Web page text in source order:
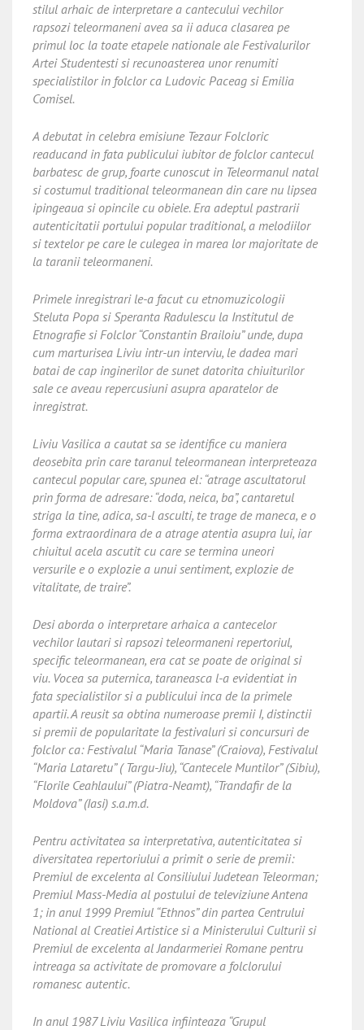
stilul arhaic de interpretare a cantecului vechilor
rapsozi teleormaneni avea sa ii aduca clasarea pe
primul loc la toate etapele nationale ale Festivalurilor
Artei Studentesti si recunoasterea unor renumiti
specialistilor in folclor ca Ludovic Paceag si Emilia
Comisel.
A debutat in celebra emisiune Tezaur Folcloric
readucand in fata publicului iubitor de folclor cantecul
barbatesc de grup, foarte cunoscut in Teleormanul natal
si costumul traditional teleormanean din care nu lipsea
ipingeaua si opincile cu obiele. Era adeptul pastrarii
autenticitatii portului popular traditional, a melodiilor
si textelor pe care le culegea in marea lor majoritate de
la taranii teleormaneni.
Primele inregistrari le-a facut cu etnomuzicologii
Steluta Popa si Speranta Radulescu la Institutul de
Etnografie si Folclor “Constantin Brailoiu” unde, dupa
cum marturisea Liviu intr-un interviu, le dadea mari
batai de cap inginerilor de sunet datorita chiuiturilor
sale ce aveau repercusiuni asupra aparatelor de
inregistrat.
Liviu Vasilica a cautat sa se identifice cu maniera
deosebita prin care taranul teleormanean interpreteaza
cantecul popular care, spunea el: “atrage ascultatorul
prin forma de adresare: “doda, neica, ba”, cantaretul
striga la tine, adica, sa-l asculti, te trage de maneca, e o
forma extraordinara de a atrage atentia asupra lui, iar
chiuitul acela ascutit cu care se termina uneori
versurile e o explozie a unui sentiment, explozie de
vitalitate, de traire”.
Desi aborda o interpretare arhaica a cantecelor
vechilor lautari si rapsozi teleormaneni repertoriul,
specific teleormanean, era cat se poate de original si
viu. Vocea sa puternica, taraneasca l-a evidentiat in
fata specialistilor si a publicului inca de la primele
apartii. A reusit sa obtina numeroase premii I, distinctii
si premii de popularitate la festivaluri si concursuri de
folclor ca: Festivalul “Maria Tanase” (Craiova), Festivalul
“Maria Lataretu” ( Targu-Jiu), “Cantecele Muntilor” (Sibiu),
“Florile Ceahlaului” (Piatra-Neamt), “Trandafir de la
Moldova” (Iasi) s.a.m.d.
Pentru activitatea sa interpretativa, autenticitatea si
diversitatea repertoriului a primit o serie de premii:
Premiul de excelenta al Consiliului Judetean Teleorman;
Premiul Mass-Media al postului de televiziune Antena
1; in anul 1999 Premiul “Ethnos” din partea Centrului
National al Creatiei Artistice si a Ministerului Culturii si
Premiul de excelenta al Jandarmeriei Romane pentru
intreaga sa activitate de promovare a folclorului
romanesc autentic.
In anul 1987 Liviu Vasilica infiinteaza “Grupul